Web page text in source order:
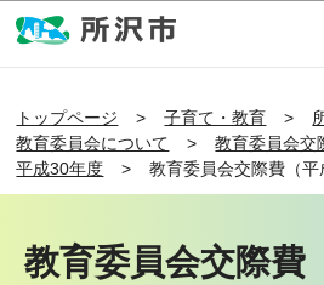
トップページ 子育て・教育
教育委員会について
教育委員会交
平成30年度
教育委員会交際費（平
教育委員会交際費